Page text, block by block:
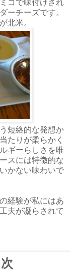
コで味付けされ
ーチーズです。
北米。
短絡的な発想か
たりが柔らかく
ギーらしさを唯
スには特徴的な
かない味わいで
経験が私にはあ
夫が凝らされて